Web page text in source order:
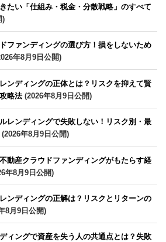
たい「仕組み・税金・分散戦略」のすべて
)
ファンディングの選び方！損をしないため
年8月9日公開)
ンディングの正体とは？リスクを抑えて賢
略法(2026年8月9日公開)
レンディングで失敗しない！リスク別・最
(2026年8月9日公開)
動産クラウドファンディングがもたらす経
年8月9日公開)
ンディングの正解は？リスクとリターンの
8月9日公開)
ィングで資産を失う人の共通点とは？失敗